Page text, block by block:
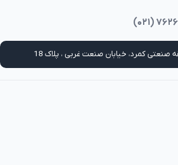
۷۶۲۶۲۱۳۷
صنعتی کمرد، خیابان صنعت غربی ، پلاک 18